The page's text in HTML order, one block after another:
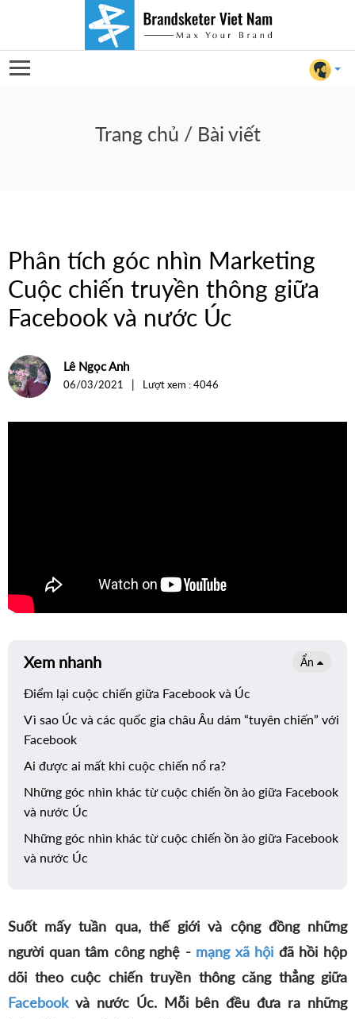
For Client
For Internal
Marketing
Cuộc
chiến
truyền
thông
giữa
Trang chủ / Bài viết
Phân tích góc nhìn Marketing
Cuộc chiến truyền thông giữa
Facebook và nước Úc
Lê Ngọc Anh
06/03/2021 | Lượt xem : 4046
Xem nhanh Ẩn
Điểm lại cuộc chiến giữa Facebook và Úc
Vì sao Úc và các quốc gia châu Âu dám “tuyên chiến” với
Facebook
Ai được ai mất khi cuộc chiến nổ ra?
Những góc nhìn khác từ cuộc chiến ồn ào giữa Facebook
và nước Úc
Những góc nhìn khác từ cuộc chiến ồn ào giữa Facebook
và nước Úc
Suốt mấy tuần qua, thế giới và cộng đồng những
người quan tâm công nghệ - mạng xã hội đã hồi hộp
dõi theo cuộc chiến truyền thông căng thẳng giữa
Facebookvà nước Úc. Mỗi bên đều đưa ra những